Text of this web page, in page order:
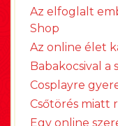
Az elfoglalt
Shop
Az online élet
Babakocsival a
Cosplayre
Csőtörés miatt
Egy online